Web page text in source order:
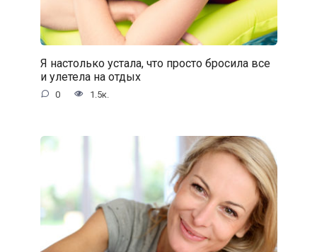
Я настолько устала, что просто бросила все
и улетела на отдых
0 1.5к.